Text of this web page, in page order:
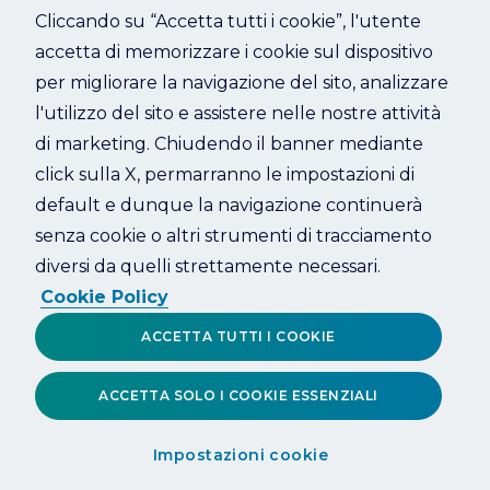
Refresh
Cliccando su “Accetta tutti i cookie”, l'utente
accetta di memorizzare i cookie sul dispositivo
per migliorare la navigazione del sito, analizzare
l'utilizzo del sito e assistere nelle nostre attività
di marketing. Chiudendo il banner mediante
click sulla X, permarranno le impostazioni di
default e dunque la navigazione continuerà
senza cookie o altri strumenti di tracciamento
diversi da quelli strettamente necessari.
Cookie Policy
Impostazioni cookie
ACCETTA SOLO I COOKIE ESSENZIALI
ACCETTA TUTTI I COOKIE